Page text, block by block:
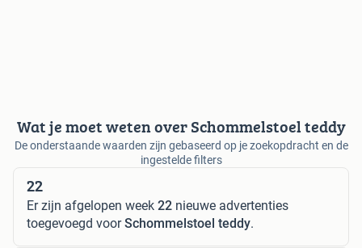
Wat je moet weten over Schommelstoel teddy
De onderstaande waarden zijn gebaseerd op je zoekopdracht en de
ingestelde filters
22
Er zijn afgelopen week 22 nieuwe advertenties
toegevoegd voorSchommelstoel teddy.